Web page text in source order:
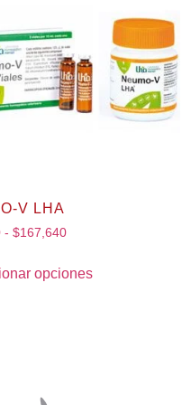
V LHA
- $167,640
opciones